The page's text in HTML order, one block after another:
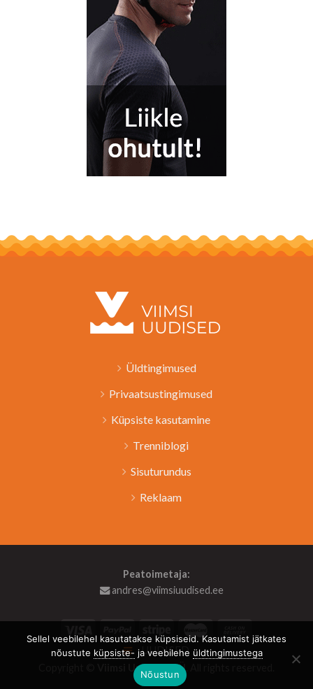
Üldtingimused
Privaatsustingimused
Küpsiste kasutamine
Trenniblogi
Sisuturundus
Reklaam
Peatoimetaja:
andres@viimsiuudised.ee
UUDISED
Viimsi Uudised OÜ
Sellel veebilehel kasutatakse küpsiseid. Kasutamist jätkates
nõustute küpsiste- ja veebilehe üldtingimustega
Nõustun